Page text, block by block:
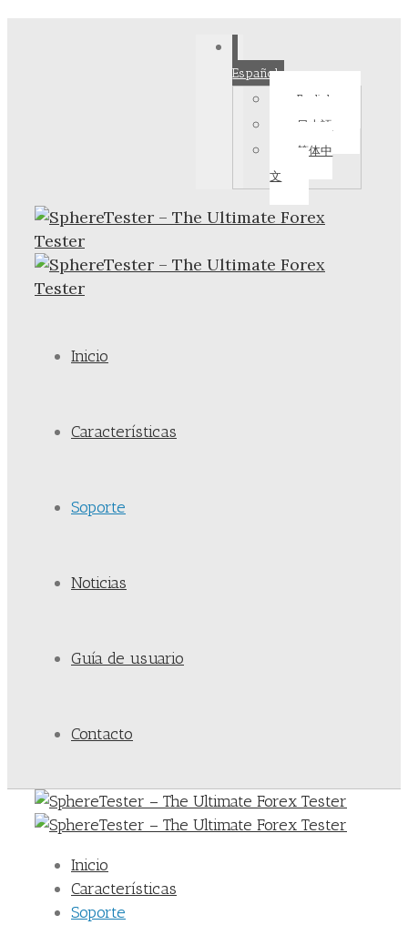
Español
English
日本語
简体中
文
Inicio
Características
Soporte
Noticias
Guía de usuario
Contacto
Inicio
Características
Soporte